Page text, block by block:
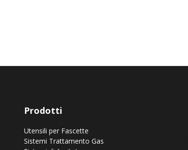
Prodotti
Utensili per Fascette
Sistemi Trattamento Gas